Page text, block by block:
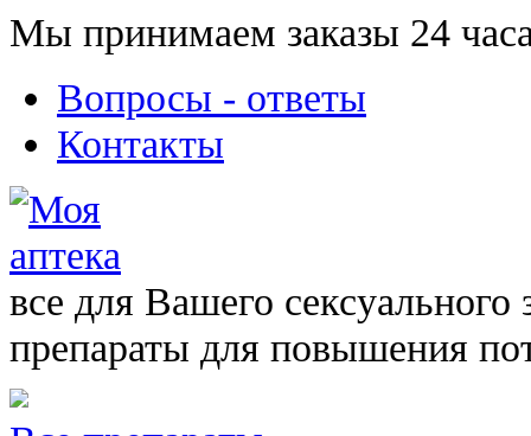
Мы принимаем заказы 24
Вопросы - ответы
Контакты
все для Вашего сексуального
препараты для повышения